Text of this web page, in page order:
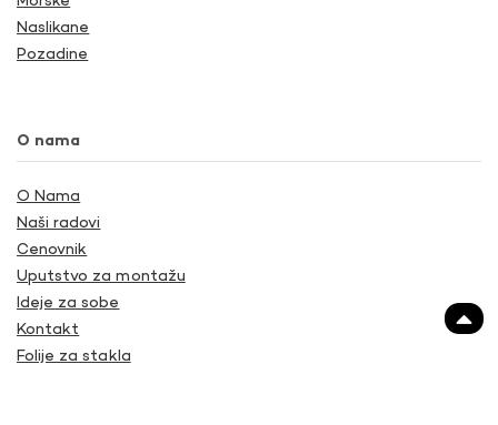
Naslikane
Pozadine
O nama
O Nama
Naši radovi
Cenovnik
Uputstvo za montažu
Ideje za sobe
Kontakt
Folije za stakla